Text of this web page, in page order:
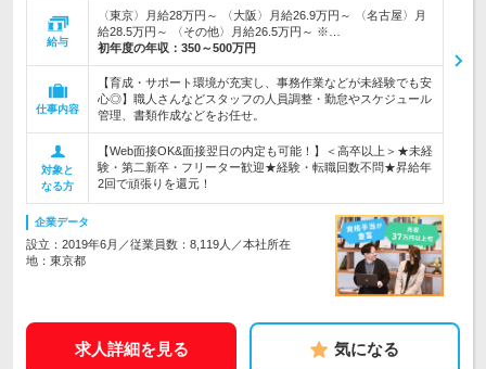
給与
〈東京〉月給28万円～ 〈大阪〉月給26.9万円～ 〈名古屋〉月
給28.5万円～ 〈その他〉月給26.5万円～ ※…
初年度の年収： 350～500万円
仕事内容
【育成・サポート環境が充実し、事務作業などが未経験でも安
心◎】職人さんなどスタッフの人員調整・勤怠やスケジュール
管理、書類作成などをお任せ。
対象と
なる方
【Web面接OK&面接翌日の内定も可能！】＜高卒以上＞★未経
験・第二新卒・フリーター歓迎★経験・転職回数不問★昇給年
2回で頑張りを還元！
企業データ
設立：2019年6月／従業員数：8,119人／本社所在
地：東京都
求人詳細を見る 気になる